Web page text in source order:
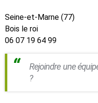
Seine-et-Marne (77)
Bois le roi
06 07 19 64 99
Rejoindre une
?